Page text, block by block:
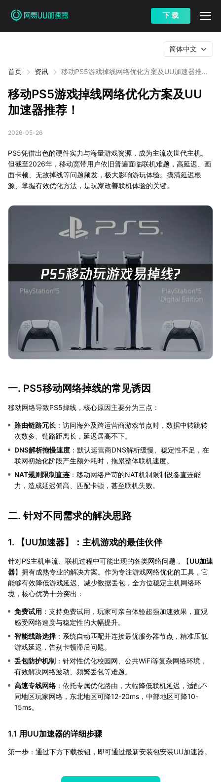
下 载
首页 资讯
移动PS5游戏掉线网络优化方案及UU加速器推
简体中文
移动PS5游戏掉线网络优化方案及UU
加速器推荐！
2026-05-26
PS5凭借出色的硬件实力与海量游戏资源，成为主流次世代主机。
但截至2026年，移动宽带用户依旧普遍面临联机难题，高延迟、画
面卡顿、无故掉线等问题频发，极大影响游玩体验。摸清延迟根
源、掌握有效优化方法，是玩家改善联机体验的关键。
一. PS5移动网络掉线的常见诱因
移动网络导致PS5掉线，核心原因主要分为三点：
路由链路冗长 ：访问海外及跨运营商游戏节点时，数据中转跳转
次数多、链路距离长，延迟居高不下。
DNS解析拖慢速度 ：默认运营商DNS解析缓慢、稳定性不足，在
联网初始化阶段产生额外耗时，拖累整体联机速度。
NAT规则限制直连 ：移动网络严苛的NAT机制限制设备直连能
力，造成延迟偏高、匹配卡顿，甚至联机失败。
二. 针对不同需求的解决思路
1. 【UU加速器】：主机游戏的最佳伙伴
针对PS主机串流、联机过程中可能出现的各类网络问题，【UU加速
器】拥有成熟专业的解决方案。作为专注游戏网络优化的工具，它
能够有效降低游戏延迟、减少数据丢包，全方位稳定主机网络环
境，核心优势十分突出：
免费试用 ：支持免费试用，玩家可亲自体验超强加速效果，直观
感受网络速度与稳定性的大幅提升。
智能线路选择 ：系统自动匹配并连接最优服务器节点，精准压低
游戏延迟，告别卡顿滞后问题。
丢包防护机制 ：针对性优化校园网、公共WiFi等复杂网络环境，
有效解决网络波动、频繁丢包等难题。
高速专线网络 ：依托专属优化路由，大幅降低联机延迟，适配不
同地区玩家网络，东北地区可降12-20ms，中部地区可降10-
15ms。
1.1 用UU加速器的详细步骤
第一步：通过下方下载按钮，即可通过最新安装包安装UU加速器。